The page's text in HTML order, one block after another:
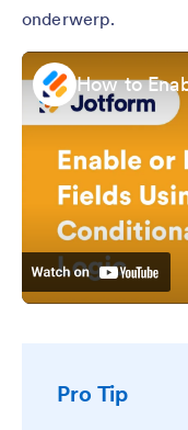
onderwerp.
Pro Tip